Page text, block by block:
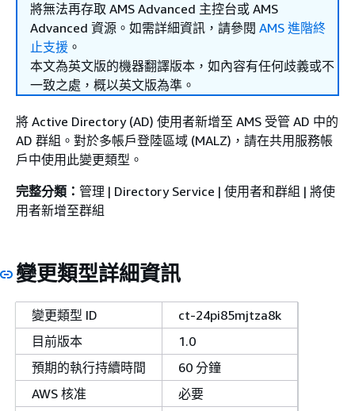
將無法再存取 AMS Advanced 主控台或 AMS
Advanced 資源。如需詳細資訊，請參閱 AMS 進階終
止支援 。
本文為英文版的機器翻譯版本，如內容有任何歧義或不
一致之處，概以英文版為準。
將 Active Directory (AD) 使用者新增至 AMS 受管 AD 中的
AD 群組。對於多帳戶登陸區域 (MALZ)，請在共用服務帳
戶中使用此變更類型。
完整分類： 管理 | Directory Service | 使用者和群組 | 將使
用者新增至群組
變更類型詳細資訊
變更類型 ID
ct-24pi85mjtza8k
目前版本
1.0
預期的執行持續時間
60 分鐘
AWS 核准
必要